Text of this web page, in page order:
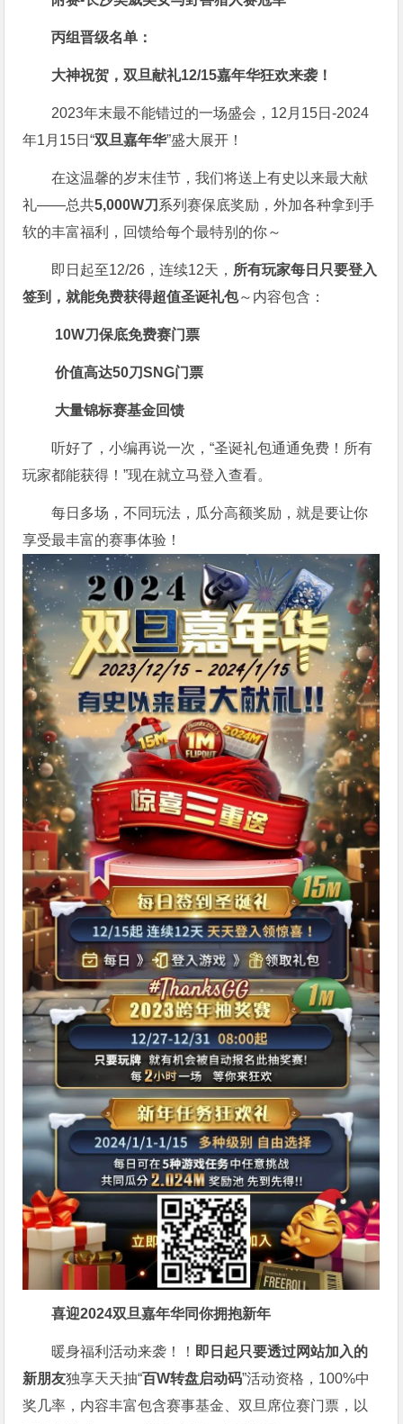
丙组晋级名单：
大神祝贺，双旦献礼12/15嘉年华狂欢来袭！
2023年末最不能错过的一场盛会，12月15日-2024
年1月15日“双旦嘉年华”盛大展开！
在这温馨的岁末佳节，我们将送上有史以来最大献
礼——总共5,000W刀 系列赛保底奖励，外加各种拿到手
软的丰富福利，回馈给每个最特别的你～
即日起至12/26，连续12天， 所有玩家每日只要登入
签到，就能免费获得超值圣诞礼包～内容包含：
10W刀保底免费赛门票
价值高达50刀SNG门票
大量锦标赛基金回馈
听好了，小编再说一次，“圣诞礼包通通免费！所有
玩家都能获得！”现在就立马登入查看。
每日多场，不同玩法，瓜分高额奖励，就是要让你
享受最丰富的赛事体验！
喜迎2024双旦嘉年华同你拥抱新年
暖身福利活动来袭！！ 即日起只要透过网站加入的
新朋友独享天天抽“百W转盘启动码”活动资格，100%中
奖几率，内容丰富包含赛事基金、双旦席位赛门票，以